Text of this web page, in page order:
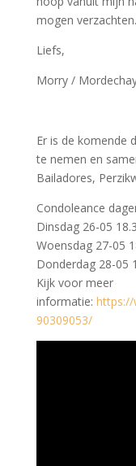
mogen verzachten.
Liefs,
Morry /
Er is de komende
te nemen en
Bailadores,
Condoleance
Dinsdag 26-05
Woensdag 27-05
Donderdag 28-05
Kijk voor meer
informatie: https://
90309053/